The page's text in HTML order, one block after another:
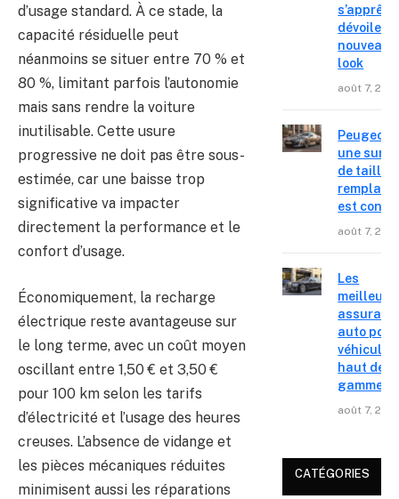
d’usage standard. À ce stade, la
capacité résiduelle peut
néanmoins se situer entre 70 % et
80 %, limitant parfois l’autonomie
mais sans rendre la voiture
inutilisable. Cette usure
progressive ne doit pas être sous-
estimée, car une baisse trop
significative va impacter
directement la performance et le
confort d’usage.
Économiquement, la recharge
électrique reste avantageuse sur
le long terme, avec un coût moyen
oscillant entre 1,50 € et 3,50 €
pour 100 km selon les tarifs
d’électricité et l’usage des heures
creuses. L’absence de vidange et
les pièces mécaniques réduites
minimisent aussi les réparations
s’apprête
dévoiler
nouveau
look
août 7,
Peugeot
une
de taille,
est
août 7,
Les
auto pour
véhicules
haut de
gamme
août 7,
CATÉGORIES